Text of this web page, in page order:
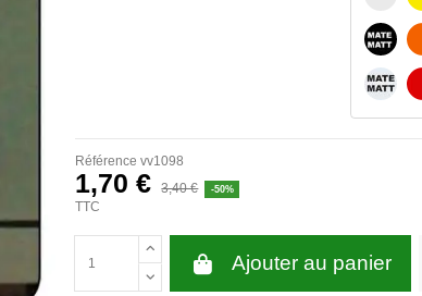
NOIR
BLANC
Référence vv1098
1,70 € 3,40 € -50%
TTC
Ajouter au panier